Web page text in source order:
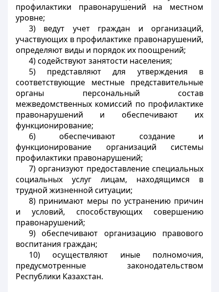
профилактики правонарушений на местном
уровне;
3) ведут учет граждан и организаций,
участвующих в профилактике правонарушений,
определяют виды и порядок их поощрений;
4) содействуют занятости населения;
5) представляют для утверждения в
соответствующие местные представительные
органы персональный состав
межведомственных комиссий по профилактике
правонарушений и обеспечивают их
функционирование;
6) обеспечивают создание и
функционирование организаций системы
профилактики правонарушений;
7) организуют предоставление специальных
социальных услуг лицам, находящимся в
трудной жизненной ситуации;
8) принимают меры по устранению причин
и условий, способствующих совершению
правонарушений;
9) обеспечивают организацию правового
воспитания граждан;
10) осуществляют иные полномочия,
предусмотренные законодательством
Республики Казахстан.